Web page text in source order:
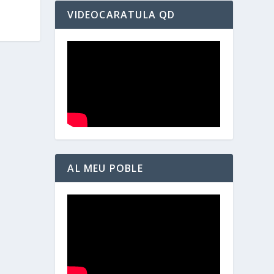
VIDEOCARATULA QD
AL MEU POBLE